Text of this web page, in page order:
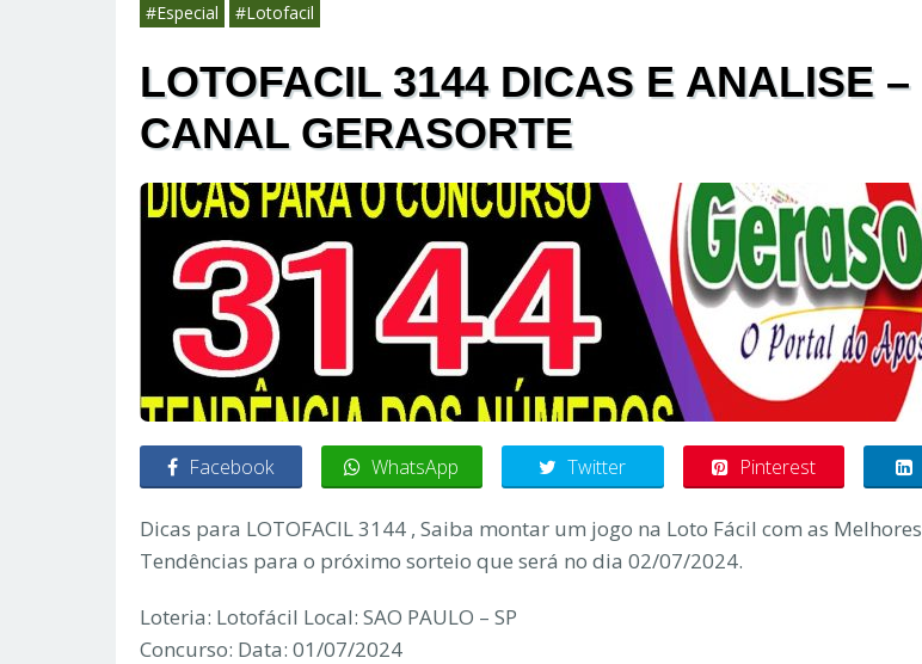
#Especial #Lotofacil
LOTOFACIL 3144 DICAS E ANALISE –
CANAL GERASORTE
Facebook WhatsApp Twitter Pinterest
Dicas para LOTOFACIL 3144 , Saiba montar um jogo na Loto Fácil com as Melhores
Tendências para o próximo sorteio que será no dia 02/07/2024.
Loteria: Lotofácil Local: SAO PAULO – SP
Concurso: Data: 01/07/2024